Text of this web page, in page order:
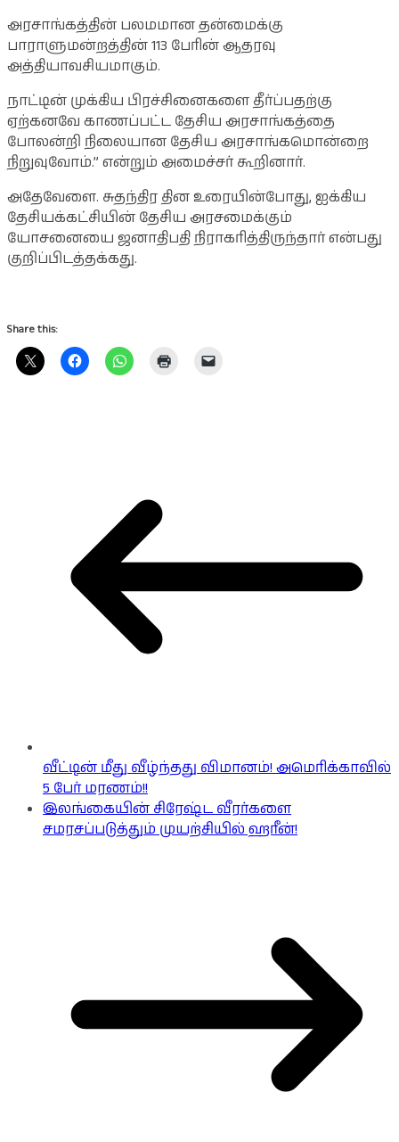
அரசாங்கத்தின் பலமமான தன்மைக்கு
பாராளுமன்றத்தின் 113 பேரின் ஆதரவு
அத்தியாவசியமாகும்.
நாட்டின் முக்கிய பிரச்சினைகளை தீர்ப்பதற்கு
ஏற்கனவே காணப்பட்ட தேசிய அரசாங்கத்தை
போலன்றி நிலையான தேசிய அரசாங்கமொன்றை
நிறுவுவோம்.” என்றும் அமைச்சர் கூறினார்.
அதேவேளை. சுதந்திர தின உரையின்போது, ஐக்கிய
தேசியக்கட்சியின் தேசிய அரசமைக்கும்
யோசனையை ஜனாதிபதி நிராகரித்திருந்தார் என்பது
குறிப்பிடத்தக்கது.
Share this:
வீட்டின் மீது வீழ்ந்தது விமானம்! அமெரிக்காவில்
5 பேர் மரணம்!!
இலங்கையின் சிரேஷ்ட வீரர்களை
சமரசப்படுத்தும் முயற்சியில் ஹரீன்!